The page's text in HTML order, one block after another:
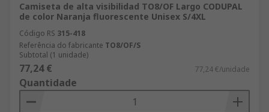
Camiseta de alta visibilidad TO8/OF Largo CODUPAL
de color Naranja fluorescente Unisex S/4XL
Código RS 315-418
Referência do fabricante TO8/OF/S
Subtotal (1 unidade)
77,24 € 77,24 €/unidade
Quantidade